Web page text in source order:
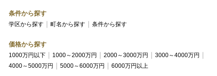
条件から探す
学区から探す 町名から探す 条件から探す
価格から探す
1000万円以下 1000～2000万円 2000～3000万円
3000～4000万円
4000～5000万円
5000～6000万円 6000万円以上